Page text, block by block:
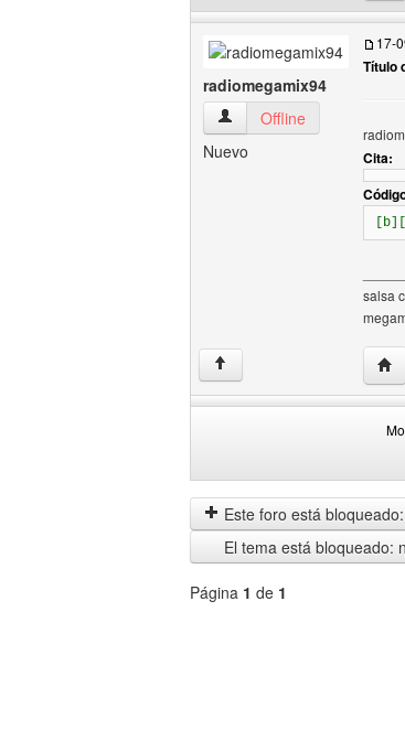
radiomegamix94
radiomegamix94 Ver perfil
Offline
Nuevo
17-
Título
Cita:
salsa
↑
by
Este foro está
El tema está bloqueado:
Página 1 de 1